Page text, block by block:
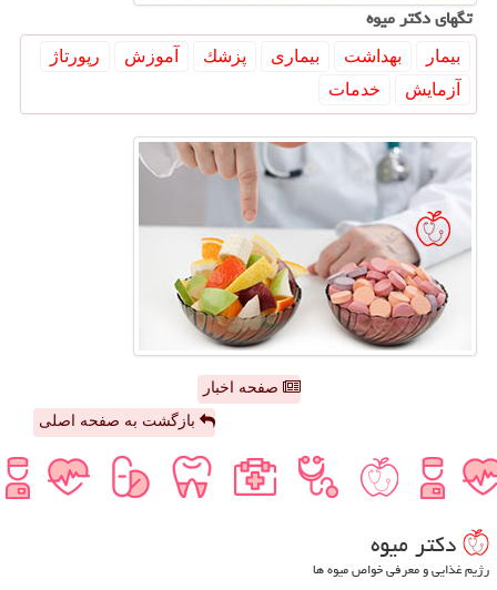
تگهای دكتر میوه
بیمار بهداشت بیماری پزشك آموزش
رپورتاژ
آزمایش
خدمات
صفحه اخبار
بازگشت به صفحه اصلی
دكتر میوه
رژیم غذایی و معرفی خواص میوه ها